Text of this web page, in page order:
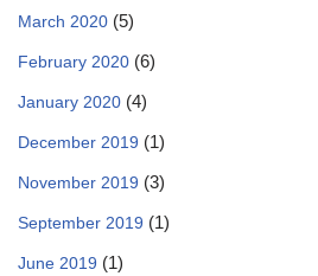
March 2020 (5)
February 2020 (6)
January 2020 (4)
December 2019 (1)
November 2019 (3)
September 2019 (1)
June 2019 (1)